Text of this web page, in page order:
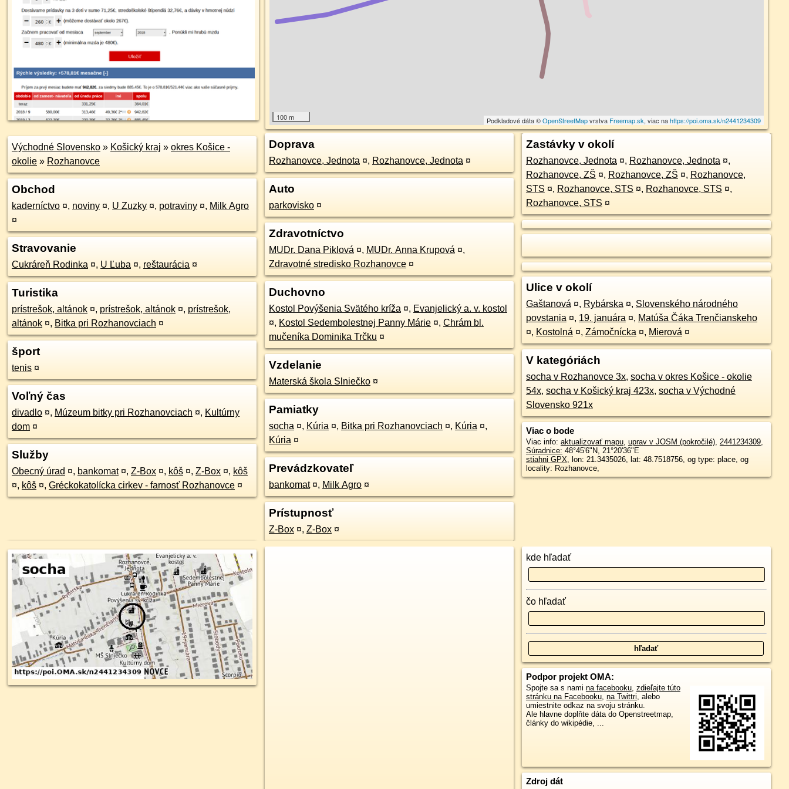
100 m Podkladové dáta ©OpenStreetMapvrstva Freemap.sk, viac nahttps://poi.oma.sk/n2441234309
Východné Slovensko » Košický kraj » okres Košice -
okolie » Rozhanovce
Obchod
kaderníctvo ¤, noviny ¤, U Zuzky ¤, potraviny ¤, Milk Agro
¤
Stravovanie
Cukráreň Rodinka ¤, U Ľuba ¤, reštaurácia ¤
Turistika
prístrešok, altánok ¤, prístrešok, altánok ¤, prístrešok,
altánok ¤, Bitka pri Rozhanovciach ¤
šport
tenis ¤
Voľný čas
divadlo ¤, Múzeum bitky pri Rozhanovciach ¤, Kultúrny
dom ¤
Služby
Obecný úrad ¤, bankomat ¤, Z-Box ¤, kôš ¤, Z-Box ¤, kôš
¤, kôš ¤, Gréckokatolícka cirkev - farnosť Rozhanovce ¤
Doprava
Rozhanovce, Jednota ¤, Rozhanovce, Jednota ¤
Auto
parkovisko ¤
Zdravotníctvo
MUDr. Dana Piklová ¤, MUDr. Anna Krupová ¤,
Zdravotné stredisko Rozhanovce ¤
Duchovno
Kostol Povýšenia Svätého kríža ¤, Evanjelický a. v. kostol
¤, Kostol Sedembolestnej Panny Márie ¤, Chrám bl.
mučeníka Dominika Trčku ¤
Vzdelanie
Materská škola Slniečko ¤
Pamiatky
socha ¤, Kúria ¤, Bitka pri Rozhanovciach ¤, Kúria ¤,
Kúria ¤
Prevádzkovateľ
bankomat ¤, Milk Agro ¤
Prístupnosť
Z-Box ¤, Z-Box ¤
Zastávky v okolí
Rozhanovce, Jednota ¤, Rozhanovce, Jednota ¤,
Rozhanovce, ZŠ ¤, Rozhanovce, ZŠ ¤, Rozhanovce,
STS ¤, Rozhanovce, STS ¤, Rozhanovce, STS ¤,
Rozhanovce, STS ¤
Ulice v okolí
Gaštanová ¤, Rybárska ¤, Slovenského národného
povstania ¤, 19. januára ¤, Matúša Čáka Trenčianskeho
¤, Kostolná ¤, Zámočnícka ¤, Mierová ¤
V kategóriách
socha v Rozhanovce 3x, socha v okres Košice - okolie
54x, socha v Košický kraj 423x, socha v Východné
Slovensko 921x
Viac o bode
Viac info: aktualizovať mapu, uprav v JOSM (pokročilé), 2441234309,
Súradnice: 48°45'6"N, 21°20'36"E
stiahni GPX, lon: 21.3435026, lat: 48.7518756, og type: place, og
locality: Rozhanovce,
kde hľadať
čo hľadať
Podpor projekt OMA:
Spojte sa s nami na facebooku, zdieľajte túto
stránku na Facebooku, na Twittri, alebo
umiestnite odkaz na svoju stránku.
Ale hlavne doplňte dáta do Openstreetmap,
články do wikipédie, ...
Zdroj dát